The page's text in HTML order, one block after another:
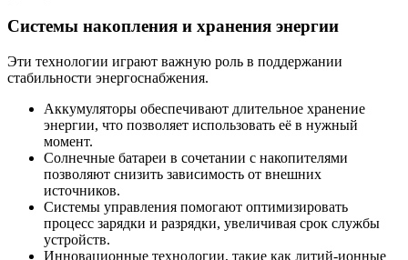
Системы накопления и хранения энергии
Эти технологии играют важную роль в поддержании
стабильности энергоснабжения.
Аккумуляторы обеспечивают длительное хранение
энергии, что позволяет использовать её в нужный
момент.
Солнечные батареи в сочетании с накопителями
позволяют снизить зависимость от внешних
источников.
Системы управления помогают оптимизировать
процесс зарядки и разрядки, увеличивая срок службы
устройств.
Инновационные технологии, такие как литий-ионные